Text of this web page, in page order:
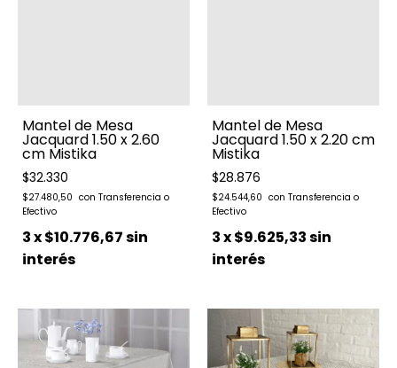
Mantel de Mesa
Jacquard 1.50 x 2.60
cm Mistika
$32.330
$27.480,50
3x$10.776,67sin
interés
Mantel de Mesa
Jacquard 1.50 x 2.20 cm
Mistika
$28.876
$24.544,60
3x$9.625,33sin
interés